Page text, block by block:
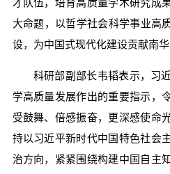
才队伍，培育高质量学术研究成
大命题，以哲学社会科学事业高
设，为中国式现代化建设贡献南华
科研部副部长韦韬表示，习
学高质量发展作出的重要指示，
受鼓舞、倍感振奋，更深感使命
持以习近平新时代中国特色社会
治方向，紧紧围绕构建中国自主